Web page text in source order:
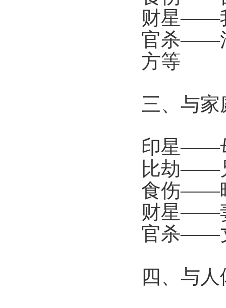
财星——
官杀——
方等
三、与
印星——
比劫——
食伤——
财星——
官杀——
四、与